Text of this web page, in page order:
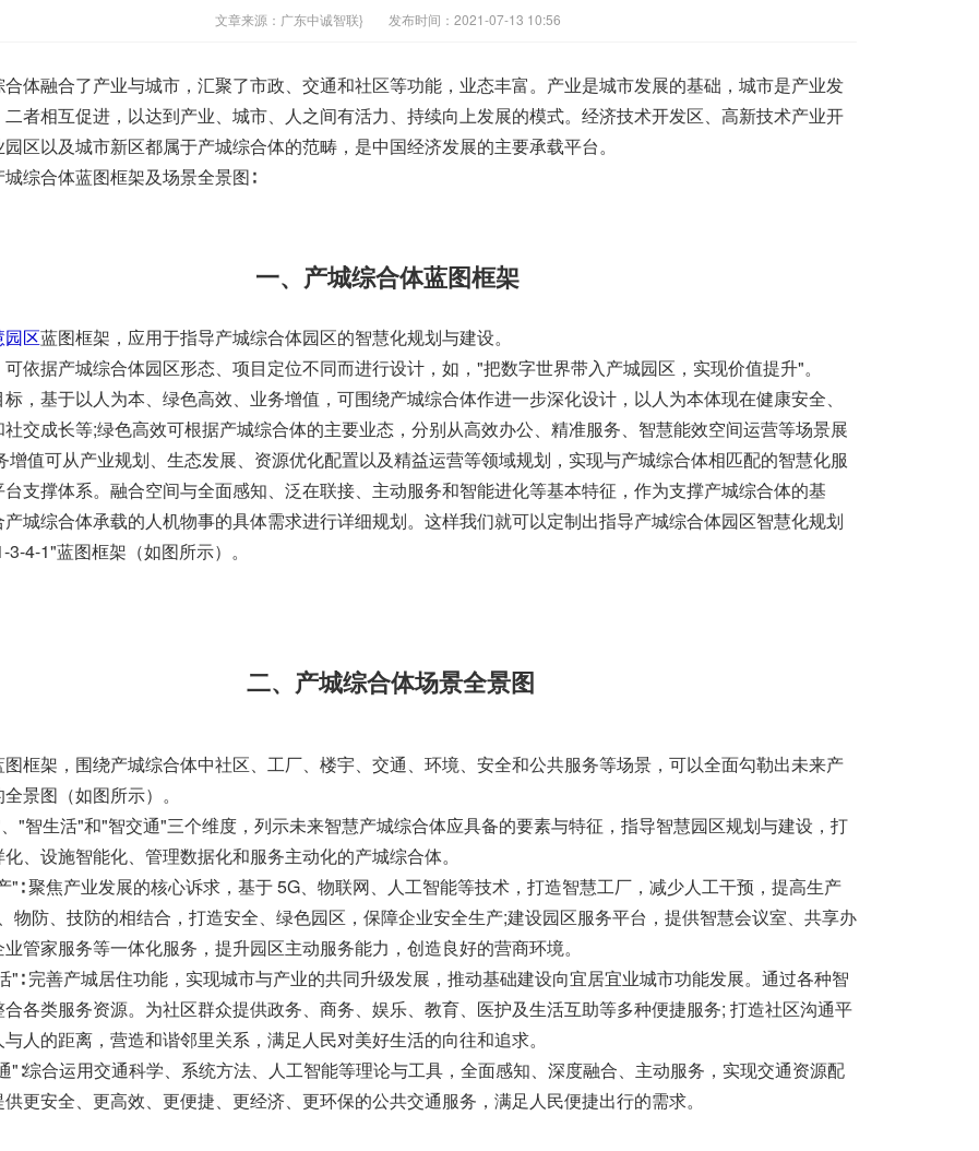
文章来源： 广东中诚智联} 发布时间： 2021-07-13 10:56
融合了产业与城市，汇聚了市政、交通和社区等功能，业态丰富。产业是城市发展的基础，城市是产业发
者相互促进，以达到产业、城市、 人之间有活力、持续向上发展的模式。经济技术开发区、高新技术产业开
园区以及城市新区都属于产城综合体的范畴，是中国经济发展的主要承载平台。
综合体蓝图框架及场景全景图∶
一、产城综合体蓝图框架
园区蓝图框架，应用于指导产城综合体园区的智慧化规划与建设。
可依据产城综合体园区形态、项目定位不同而进行设计，如，"把数字世界带入产城园区，实现价值提升"。
，基于以人为本、绿色高效、业务增值，可围绕产城综合体作进一步深化设计，以人为本体现在健康安全、
交成长等;绿色高效可根据产城综合体的主要业态，分别从高效办公、精准服务、智慧能效空间运营等场景展
增值可从产业规划、生态发展、资源优化配置以及精益运营等领域规划，实现与产城综合体相匹配的智慧化服
支撑体系。 融合空间与全面感知、泛在联接、主动服务和智能进化等基本特征，作为支撑产城综合体的基
城综合体承载的人机物事的具体需求进行详细规划。 这样我们就可以定制出指导产城综合体园区智慧化规划
3-4-1"蓝图框架（如图所示）。
二、产城综合体场景全景图
图框架，围绕产城综合体中社区、工厂、楼宇、交通、环境、安全和公共服务等场景，可以全面勾勒出未来产
景图（如图所示）。
"智生活"和"智交通"三个维度，列示未来智慧产城综合体应具备的要素与特征，指导智慧园区规划与建设，打
、设施智能化、管理数据化和服务主动化的产城综合体。
"∶ 聚焦产业发展的核心诉求，基于 5G、物联网、人工智能等技术，打造智慧工厂，减少人工干预，提高生产
物防、技防的相结合，打造安全、绿色园区，保障企业安全生产;建设园区服务平台，提供智慧会议室、共享办
管家服务等一体化服务，提升园区主动服务能力，创造良好的营商环境。
"∶ 完善产城居住功能，实现城市与产业的共同升级发展，推动基础建设向宜居宜业城市功能发展。通过各种智
各类服务资源。为社区群众提供政务、商务、娱乐、教育、医护及生活互助等多种便捷服务; 打造社区沟通平
人的距离，营造和谐邻里关系，满足人民对美好生活的向往和追求。
"∶综合运用交通科学、系统方法、人工智能等理论与工具，全面感知、深度融合、主动服务，实现交通资源配
更安全、更高效、更便捷、更经济、更环保的公共交通服务，满足人民便捷出行的需求。